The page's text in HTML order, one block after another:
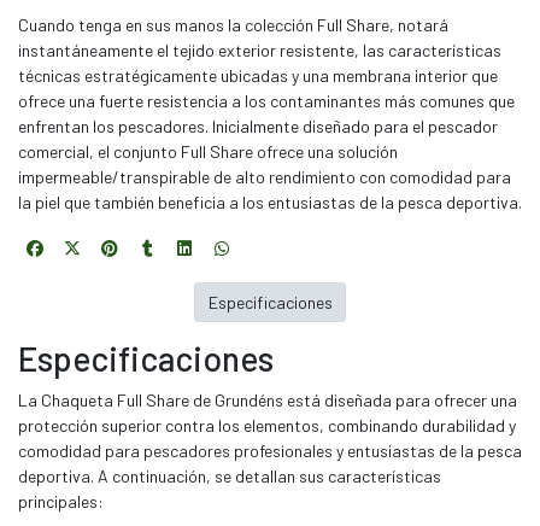
Cuando tenga en sus manos la colección Full Share, notará
instantáneamente el tejido exterior resistente, las características
técnicas estratégicamente ubicadas y una membrana interior que
ofrece una fuerte resistencia a los contaminantes más comunes que
enfrentan los pescadores. Inicialmente diseñado para el pescador
comercial, el conjunto Full Share ofrece una solución
impermeable/transpirable de alto rendimiento con comodidad para
la piel que también beneficia a los entusiastas de la pesca deportiva.
Especificaciones
La Chaqueta Full Share de Grundéns está diseñada para ofrecer una
protección superior contra los elementos, combinando durabilidad y
comodidad para pescadores profesionales y entusiastas de la pesca
deportiva. A continuación, se detallan sus características
principales:
Especificaciones